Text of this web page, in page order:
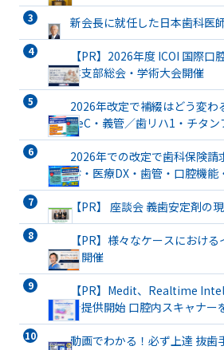
新会長に就任した日本歯科医
【PR】2026年度 ICOI 国際口
本支部総会・学術大会開催
2026年改定で補綴はどう変わ
TeC・義管／歯リハ1・チタ
ト有床義歯まで詳解
2026年での改定で歯科保険請
診・医療DX・歯管・口腔機能
【PR】 座談会 義歯安定剤の
【PR】様々なケースにおけ
ス開催
【PR】Medit、Realtime
で提供開始 口腔内スキャナー
な臨床パートナー」へと進化
動画でわかる！必ず上達 抜歯